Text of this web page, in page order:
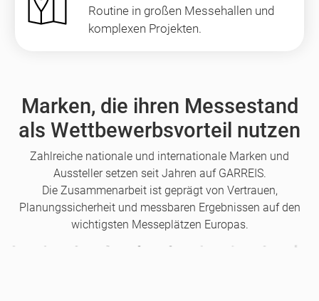
Routine in großen Messehallen und
komplexen Projekten.
Marken, die ihren Messestand
als Wettbewerbsvorteil nutzen
Zahlreiche nationale und internationale Marken und
Aussteller setzen seit Jahren auf GARREIS.
Die Zusammenarbeit ist geprägt von Vertrauen,
Planungssicherheit und messbaren Ergebnissen auf den
wichtigsten Messeplätzen Europas.